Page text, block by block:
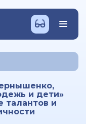
и дети»
талантов и